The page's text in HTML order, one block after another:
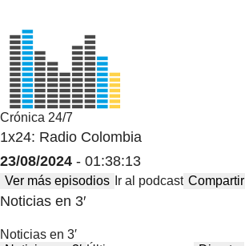
Crónica 24/7
1x24: Radio Colombia
23/08/2024 - 01:38:13
Ver más episodios Ir al podcast Compartir
Noticias en 3′
Noticias en 3′